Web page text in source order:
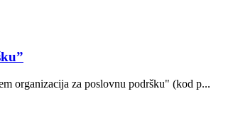
organizacija za poslovnu podršku" (kod p...